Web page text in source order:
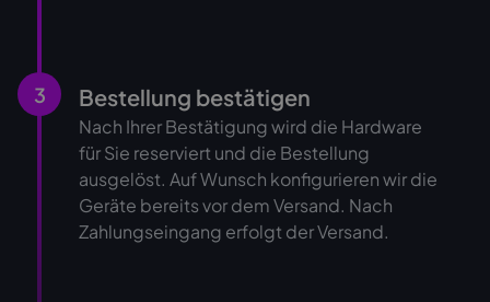
3 Bestellung bestätigen
Nach Ihrer Bestätigung wird die Hardware
für Sie reserviert und die Bestellung
ausgelöst. Auf Wunsch konfigurieren wir die
Geräte bereits vor dem Versand. Nach
Zahlungseingang erfolgt der Versand.